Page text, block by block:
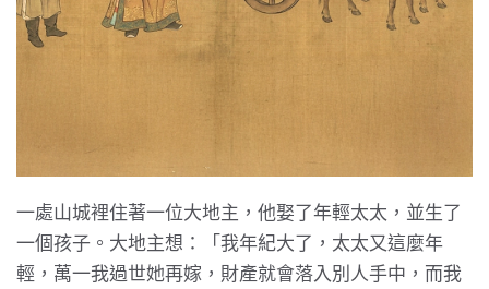
一處山城裡住著一位大地主，他娶了年輕太太，並生了
一個孩子。大地主想：「我年紀大了，太太又這麼年
輕，萬一我過世她再嫁，財產就會落入別人手中，而我